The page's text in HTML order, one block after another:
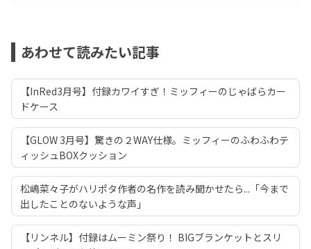
あわせて読みたい記事
【InRed3月号】付録カワイすぎ！ミッフィーのじゃばらカー
ドケース
【GLOW 3月号】驚きの２WAY仕様。ミッフィーのふわふわテ
ィッシュBOXクッション
松嶋菜々子がハリポタ作者の名作を読み聞かせたら...「今まで
出したことのないような声」
【リンネル】付録はムーミン祭り！ BIGブランケットとスリ